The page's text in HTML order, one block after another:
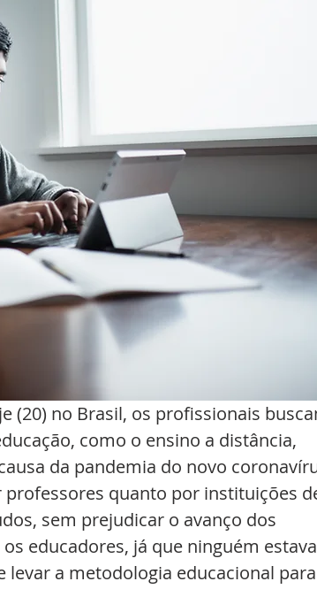
(20) no Brasil, os profissionais
como o ensino a distância,
da pandemia do novo
quanto por instituições
sem prejudicar o avanço dos
educadores, já que ninguém
levar a metodologia educacional